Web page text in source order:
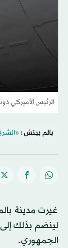
الرئيس الأميركي
بالم بيتش :
غيرت مدينة
لينضم بذلك
الجمهوري.